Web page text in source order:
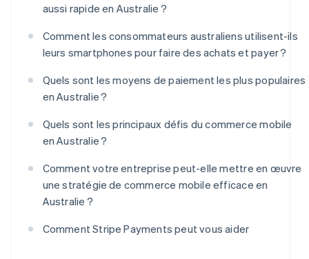
aussi rapide en Australie ?
Comment les consommateurs australiens utilisent-ils
leurs smartphones pour faire des achats et payer ?
Quels sont les moyens de paiement les plus populaires
en Australie ?
Quels sont les principaux défis du commerce mobile
en Australie ?
Comment votre entreprise peut-elle mettre en œuvre
une stratégie de commerce mobile efficace en
Australie ?
Comment Stripe Payments peut vous aider